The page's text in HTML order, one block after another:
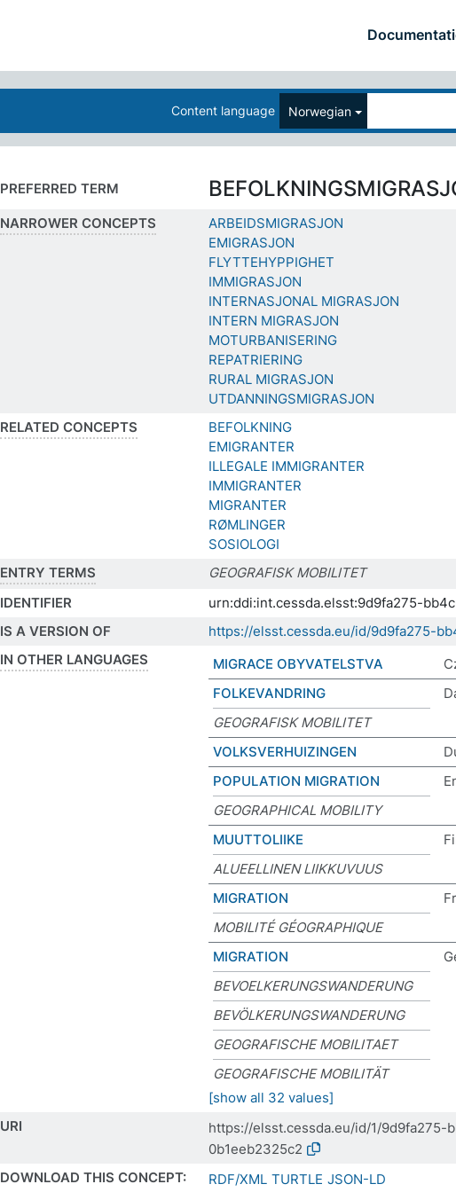
Content language Norwegian
PREFERRED TERM
NARROWER CONCEPTS
ARBEIDSMIGRASJON
EMIGRASJON
FLYTTEHYPPIGHET
IMMIGRASJON
INTERNASJONAL MIGRASJON
INTERN MIGRASJON
MOTURBANISERING
REPATRIERING
RURAL MIGRASJON
UTDANNINGSMIGRASJON
RELATED CONCEPTS
BEFOLKNING
EMIGRANTER
ILLEGALE IMMIGRANTER
IMMIGRANTER
MIGRANTER
RØMLINGER
SOSIOLOGI
ENTRY TERMS
GEOGRAFISK MOBILITET
IDENTIFIER
urn:ddi:int.cessda.elsst:9d9fa275-
IS A VERSION OF
https://elsst.cessda.eu/id/9d9fa275-
IN OTHER LANGUAGES
MIGRACE OBYVATELSTVA
FOLKEVANDRING
GEOGRAFISK MOBILITET
VOLKSVERHUIZINGEN
POPULATION MIGRATION
GEOGRAPHICAL MOBILITY
MUUTTOLIIKE
ALUEELLINEN LIIKKUVUUS
MIGRATION
MOBILITÉ GÉOGRAPHIQUE
MIGRATION
BEVOELKERUNGSWANDERUNG
BEVÖLKERUNGSWANDERUNG
GEOGRAFISCHE MOBILITAET
GEOGRAFISCHE MOBILITÄT
[show all 32 values]
URI
https://elsst.cessda.eu/id/1/9d9fa275-
0b1eeb2325c2
DOWNLOAD THIS CONCEPT:
RDF/XML TURTLE JSON-LD